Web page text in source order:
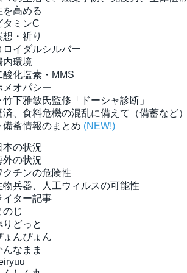
を高める
タミンC
想・祈り
ロイダルシルバー
内環境
酸化塩素・MMS
メオパシー
下雅敏氏監修「ドーシャ診断」
済、食料危機の混乱に備えて（備蓄など）
蓄情報のまとめ (NEW!)
本の状況
外の状況
クチンの危険性
物兵器、人工ウィルスの可能性
イター記事
のじ
りどっと
ょんぴょん
んなまま